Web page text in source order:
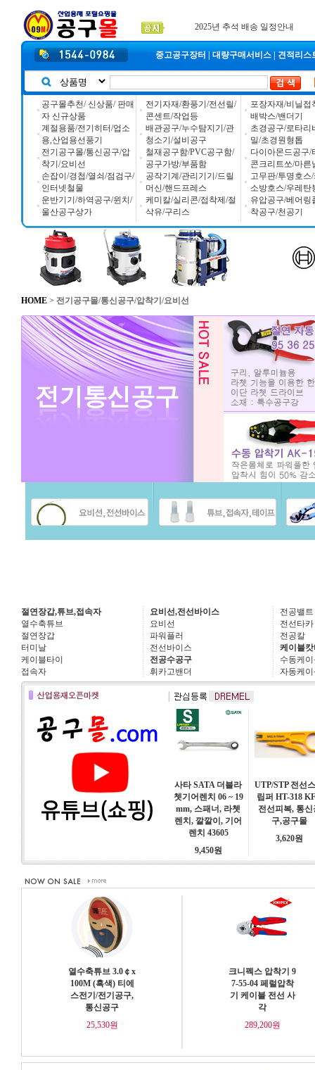
2025년 추석 배송 일정안내
중고공구장터 대량구매서비스 견적리스
공구몰추천/ 신상품/ 판매
자 신규상품
계절용품/전기히터/업소
용,산업용선풍기
전기공구몰/통신공구/압
착기/요비선
손잡이/경첩/열쇠/점검구/
인터넷철물
운반기기/하역공구/윈치/
울산공구상가
전기자재/환풍기/전선릴/
콘센트/작업등
배관공구/누수탐지기/관
청소기/설비공구
철재공구함/PVC공구함/
공구가방/부품함
공작기계/관리기기/드릴
머신/핸드프레스
케미칼/실리콘/접착제/절
삭유/구리스
포장자재/비닐접
배박스/밴더기
초경공구/로타리
밀/초경원형톱
다이아몬드공구/
콘크리트쏘/마른
고무판/투명호스
소방호스/우레탄
유압공구/베어링
착공구/천공기
HOME > 전기공구몰/통신공구/압착기/요비선
절연장갑,튜브,접속자
열수축튜브
절연장갑
터미날
케이블타이
접속자
요비선,전선바이스
요비선
파워플러
전선바이스
전공수공구
휘카고밴더
전공밸트
전선타카
전공칼
케이블
수동케
자동케
사타 SATA 더블라
쳇기어렌치 06 ~ 19
mm, 스패너, 라쳇
렌치, 깔깔이, 기어
렌치 43605
9,450원
UTP/STP 전선
립퍼 HT-318
전선피복, 통신
구,공구몰
3,620원
열수축튜브 3.0￠x
100M (흑색) 티에
스전기/전기공구,
통신공구
25,530원
크니펙스 압착기 9
7-55-04 페럴압착
기 케이블 전선 사
각
289,200원